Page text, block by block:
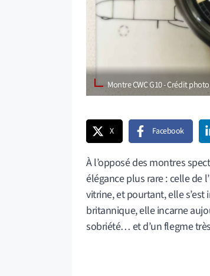
Montre CWC G10 - Crédit
X Facebook
À l’opposé des montres
élégance plus rare : celle de
vitrine, et pourtant, elle s’est
britannique, elle incarne
sobriété… et d’un flegme